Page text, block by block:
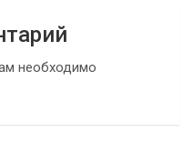
необходимо